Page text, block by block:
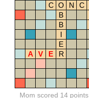
C O N C
B
B
I
E
A
V E R
Mom scored 14 points